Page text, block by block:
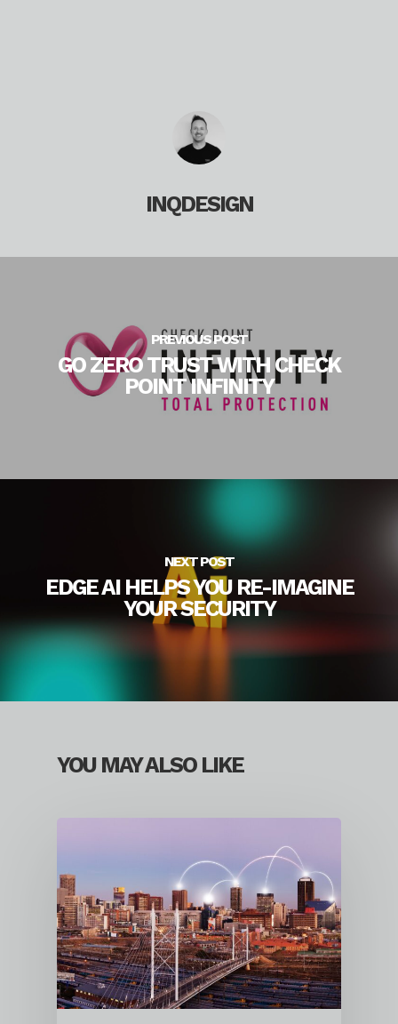
INQDESIGN
PREVIOUS POST
GO ZERO TRUST WITH CHECK
POINT INFINITY
NEXT POST
EDGE AI HELPS YOU RE-IMAGINE
YOUR SECURITY
YOU MAY ALSO LIKE